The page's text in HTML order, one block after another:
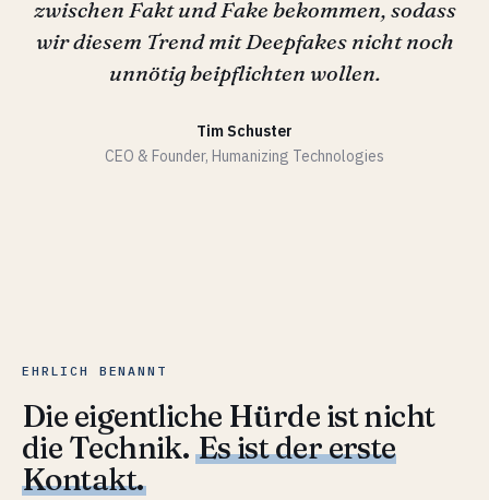
zwischen Fakt und Fake bekommen, sodass
wir diesem Trend mit Deepfakes nicht noch
unnötig beipflichten wollen.
Tim Schuster
CEO & Founder, Humanizing Technologies
EHRLICH BENANNT
Die eigentliche Hürde ist nicht
die Technik. Es ist der erste
Kontakt.